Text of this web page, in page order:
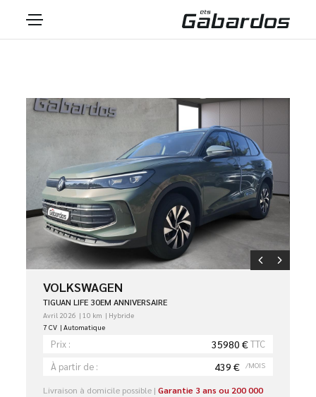
VOLKSWAGEN
TIGUAN LIFE 30EM ANNIVERSAIRE
Avril 2026 10 km
Hybride
7 CV
Automatique
Prix : 35980 €TTC
À partir de :
439 € /MOIS
Livraison à domicile possible |Garantie 3 ans ou 200 000